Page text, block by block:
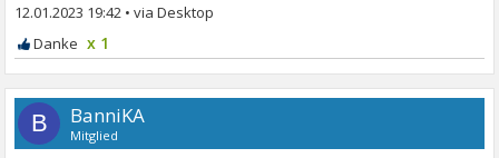
12.01.2023 19:42 •
x 1
B BanniKA
Mitglied